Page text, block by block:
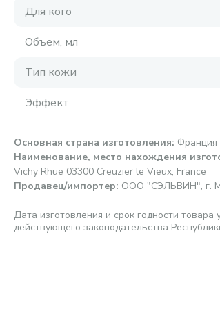
Для кого
Объем, мл
Тип кожи
Эффект
Основная страна изготовления: Франция
Наименование, место нахождения
Vichy Rhue 03300 Creuzier le Vieux, France
Продавец/импортер: ООО "СЭЛЬВИН", г.
Дата изготовления и срок годности
действующего законодательства